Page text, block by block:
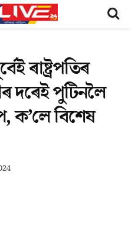
ৰাষ্ট্ৰপতিৰ
দৰেই পুটিনলৈ
ক’লে বিশেষ